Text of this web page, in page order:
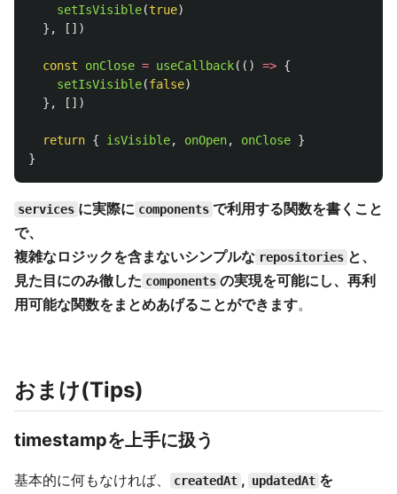
setIsVisible(true)
},
[])
const onClose = useCallback(() => {
setIsVisible(false)
},
[])
return { isVisible, onOpen, onClose }
}
services に実際に components で利用する関数を書くこと
で、
複雑なロジックを含まないシンプルな repositories と、
見た目にのみ徹した components の実現を可能にし、再利
用可能な関数をまとめあげることができます。
おまけ(Tips)
timestampを上手に扱う
基本的に何もなければ、 createdAt , updatedAt を